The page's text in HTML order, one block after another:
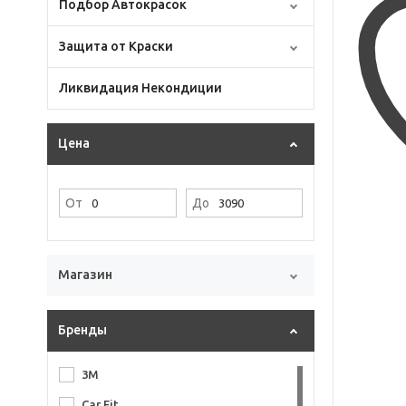
Подбор Автокрасок
Защита от Краски
Ликвидация Некондиции
Цена
От До
Магазин
Бренды
3M